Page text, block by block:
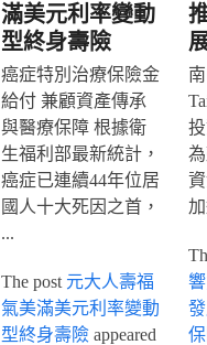
滿美元利率變動
型終身壽險
癌症特別治療保險金
給付 兼顧資產傳承
與醫療保障 根據衛
生福利部最新統計，
癌症已連續44年位居
國人十大死因之首，
...
The post 元大人壽福
氣美滿美元利率變動
型終身壽險appeared